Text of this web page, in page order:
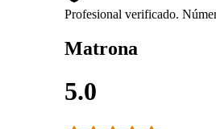
Profesional verificado.
Matrona
5.0